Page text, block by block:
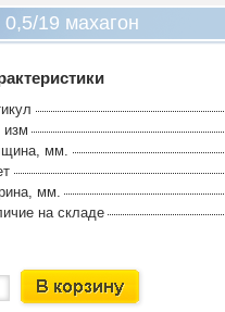
19 махагон
изм
мм.
мм.
на складе